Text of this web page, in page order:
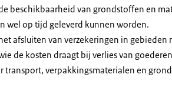
beschikbaarheid van grondstoffen en
wel op tijd geleverd kunnen worden.
afsluiten van verzekeringen in gebieden
de kosten draagt bij verlies van
transport, verpakkingsmaterialen en